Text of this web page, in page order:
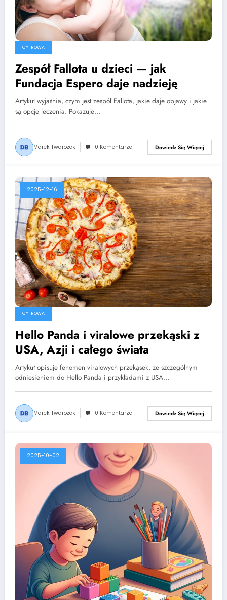
CYFROWA
Zespół Fallota u dzieci — jak
Fundacja Espero daje nadzieję
Artykuł wyjaśnia, czym jest zespół Fallota, jakie daje objawy i jakie
są opcje leczenia. Pokazuje…
Marek Twarożek 0 Komentarze Dowiedz Się Więcej
2025-12-16
CYFROWA
Hello Panda i viralowe przekąski z
USA, Azji i całego świata
Artykuł opisuje fenomen viralowych przekąsek, ze szczególnym
odniesieniem do Hello Panda i przykładami z USA…
Marek Twarożek 0 Komentarze Dowiedz Się Więcej
2025-10-02